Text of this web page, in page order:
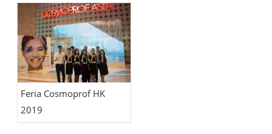
Feria Cosmoprof HK
2019